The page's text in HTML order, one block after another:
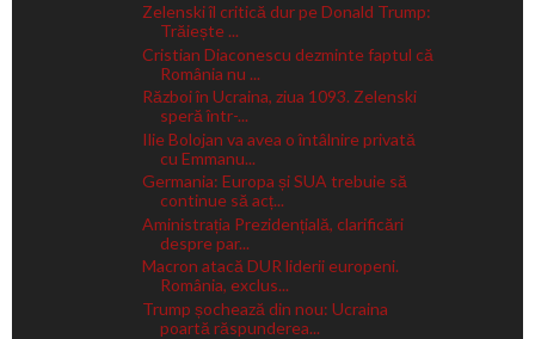
Zelenski îl critică dur pe Donald Trump:
Trăiește ...
Cristian Diaconescu dezminte faptul că
România nu ...
Război în Ucraina, ziua 1093. Zelenski
speră într-...
Ilie Bolojan va avea o întâlnire privată
cu Emmanu...
Germania: Europa și SUA trebuie să
continue să acț...
Aministrația Prezidențială, clarificări
despre par...
Macron atacă DUR liderii europeni.
România, exclus...
Trump șochează din nou: Ucraina
poartă răspunderea...